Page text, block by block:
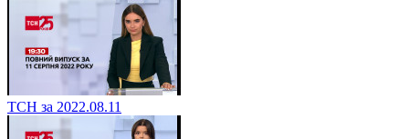
ТСН за 2022.08.11